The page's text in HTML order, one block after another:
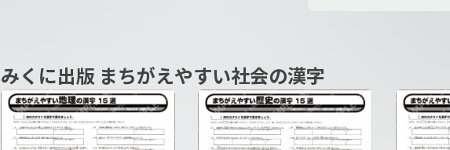
小学6年中学受験用計算マ
スター1週間5
新版 白地図・自由帳 日本
全図 A3
新版 白地図・自由帳 日本
地方別 A3
みくに出版 まちがえやすい社会の漢字